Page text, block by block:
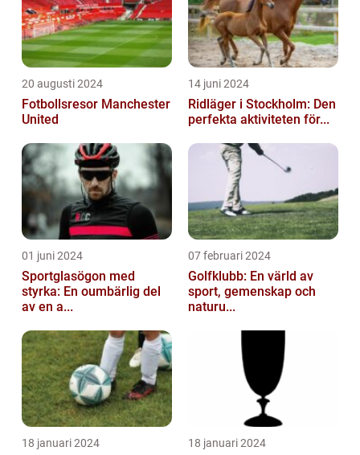
20 augusti 2024
Fotbollsresor Manchester
United
14 juni 2024
Ridläger i Stockholm: Den
perfekta aktiviteten för...
01 juni 2024
Sportglasögon med
styrka: En oumbärlig del
av en a...
07 februari 2024
Golfklubb: En värld av
sport, gemenskap och
naturu...
18 januari 2024 18 januari 2024